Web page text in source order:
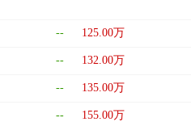
-- 125.00万
-- 132.00万
-- 135.00万
-- 155.00万